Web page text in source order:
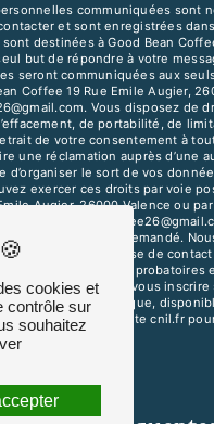
communiquées sont
et sont enregistrées
destinées à Good Bean
but de répondre à votre
seront communiquées aux
Coffee 19 Rue Emile Augier,
Vous disposez de
de portabilité, de
de votre consentement à
une réclamation auprès d’une
d’organiser le sort de vos
exercer ces droits par voie
Augier, 26000 Valence ou
pourra vous être demandé.
la période de prise de
légale aux fins probatoires
avez le droit de vous inscrire
téléphonique,
. Consultez le site cnil.fr
vos droits.
cookies et
contrôle sur
souhaitez